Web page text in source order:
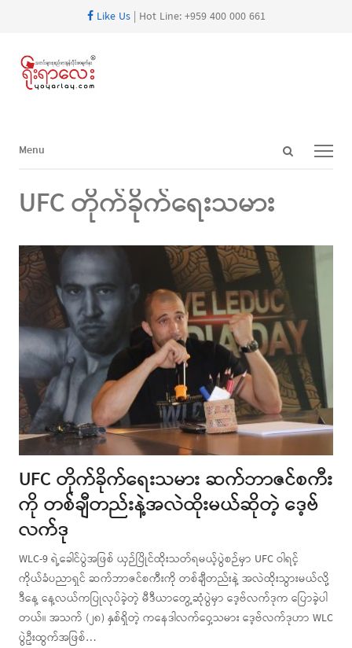
Like Us| Hot Line: +959 400 000 661
Open
Menu
Menu
UFC တိုက်ခိုက်ရေးသမား
UFC တိုက်ခိုက်ရေးသမား ဆက်ဘာဇင်စကီး
ကို တစ်ချီတည်းနဲ့အလဲထိုးမယ်ဆိုတဲ့ ဒေ့ဗ်
လက်ဒု
WLC-9 ရဲ့ခေါင်ပွဲအဖြစ် ယှဉ်ပြိုင်ထိုးသတ်ရမယ့်ပွဲစဉ်မှာ UFC ဝါရင့်
ကိုယ်ခံပညာရှင် ဆက်ဘာဇင်စကီးကို တစ်ချီတည်းနဲ့ အလဲထိုးသွားမယ်လို့
ဒီနေ့ နေ့လယ်ကပြုလုပ်ခဲ့တဲ့ မီဒီယာတွေ့ဆုံပွဲမှာ ဒေ့ဗ်လက်ဒုက ပြောခဲ့ပါ
တယ်။ အသက် (၂၈) နှစ်ရှိတဲ့ ကနေဒါလက်ဝှေ့သမား ဒေ့ဗ်လက်ဒုဟာ WLC
ပွဲဦးထွက်အဖြစ်…